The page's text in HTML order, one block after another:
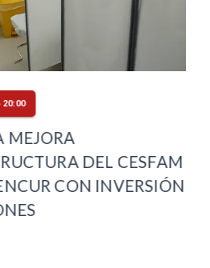
DEL CESFAM
CON INVERSIÓN DE